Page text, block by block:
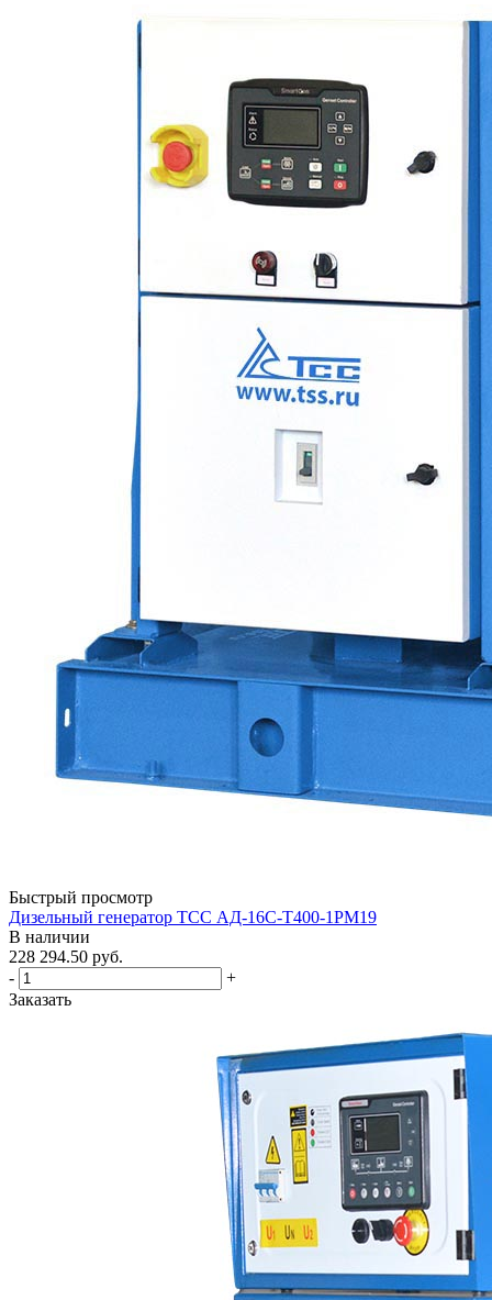
Быстрый просмотр
Дизельный генератор ТСС АД-16С-Т400-1РМ19
В наличии
228 294.50 руб.
-
+
Заказать